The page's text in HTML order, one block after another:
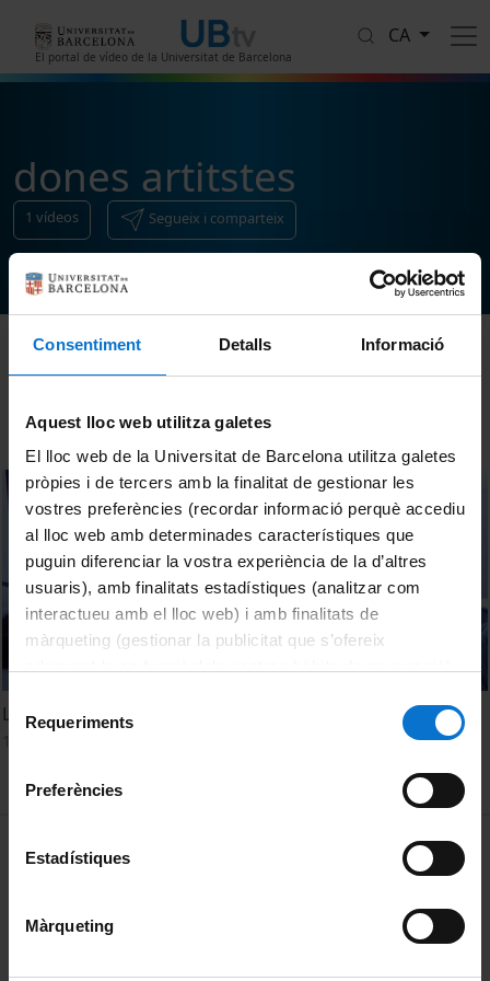
Consentiment Detalls Informació
Aquest lloc web utilitza galetes
El lloc web de la Universitat de Barcelona utilitza galetes
pròpies i de tercers amb la finalitat de gestionar les
vostres preferències (recordar informació perquè accediu
al lloc web amb determinades característiques que
puguin diferenciar la vostra experiència de la d’altres
usuaris), amb finalitats estadístiques (analitzar com
interactueu amb el lloc web) i amb finalitats de
màrqueting (gestionar la publicitat que s’ofereix
consultar laPolítica de galetes del lloc web de la
de Requeriments
Preferències
Estadístiques
Màrqueting
El portal de vídeo de la Universitat de Barcelona
CA
dones artitstes
1 vídeos Segueix i comparteix
Ordenar
La musa sintètica
MENÚ PEU 1
Privadesa i termes